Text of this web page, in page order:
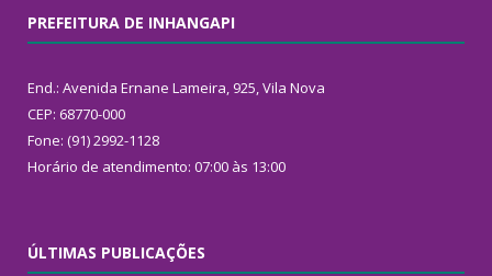
PREFEITURA DE INHANGAPI
End.: Avenida Ernane Lameira, 925, Vila Nova
CEP: 68770-000
Fone: (91) 2992-1128
Horário de atendimento: 07:00 às 13:00
ÚLTIMAS PUBLICAÇÕES